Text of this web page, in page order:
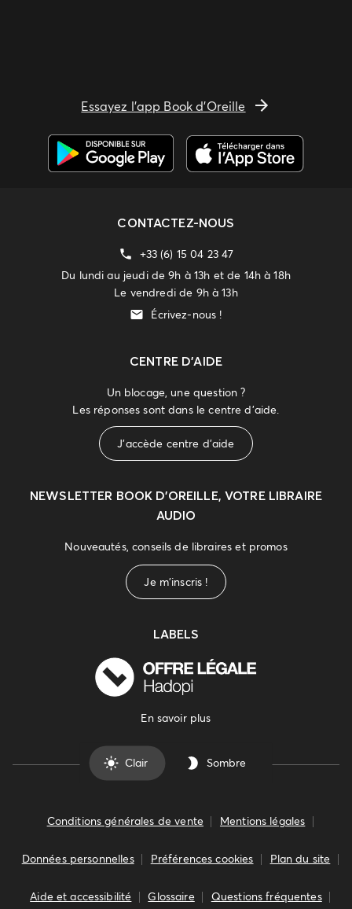
Essayez l'app Book d'Oreille
CONTACTEZ-NOUS
+33 (6) 15 04 23 47
Du lundi au jeudi de 9h à 13h et de 14h à 18h
Le vendredi de 9h à 13h
Écrivez-nous !
CENTRE D'AIDE
Un blocage, une question ?
Les réponses sont dans le centre d'aide.
J'accède centre d'aide
NEWSLETTER BOOK D’OREILLE, VOTRE LIBRAIRE
AUDIO
Nouveautés, conseils de libraires et promos
Je m'inscris !
LABELS
En savoir plus
Clair Sombre
Conditions générales de vente Mentions légales
Données personnelles Préférences cookies Plan du site
Aide et accessibilité Glossaire Questions fréquentes